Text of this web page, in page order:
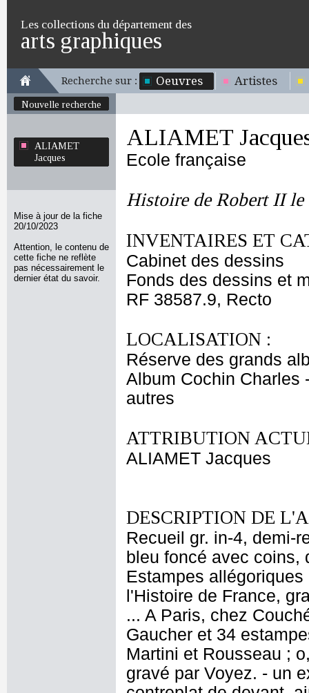
Les collections du département des
arts graphiques
Recherche sur : Oeuvres Artistes
Nouvelle recherche
ALIAMET
Jacques
Mise à jour de la fiche
20/10/2023
Attention, le contenu de
cette fiche ne reflète
pas nécessairement le
dernier état du savoir.
ALIAMET
Ecole française
Histoire de Robert II le
INVENTAIRES ET
Cabinet des dessins
Fonds des dessins et
RF 38587.9, Recto
LOCALISATION :
Réserve des grands
Album Cochin Charles
autres
ATTRIBUTION
ALIAMET Jacques
DESCRIPTION DE
Recueil gr. in-4, demi-
bleu foncé avec coins,
Estampes
l'Histoire de France,
... A Paris, chez
Gaucher et 34
Martini et Rousseau ;
gravé par Voyez. - un